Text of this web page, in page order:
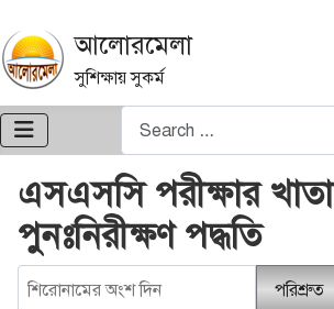
আলোরমেলা
সুশিক্ষায় সুকর্ম
অনুসন্ধান করো
এসএসসি পরীক্ষার খাতা
পুনঃনিরীক্ষণ পদ্ধতি
শিরোনামের অংশ দিন
পরিশ্রুত